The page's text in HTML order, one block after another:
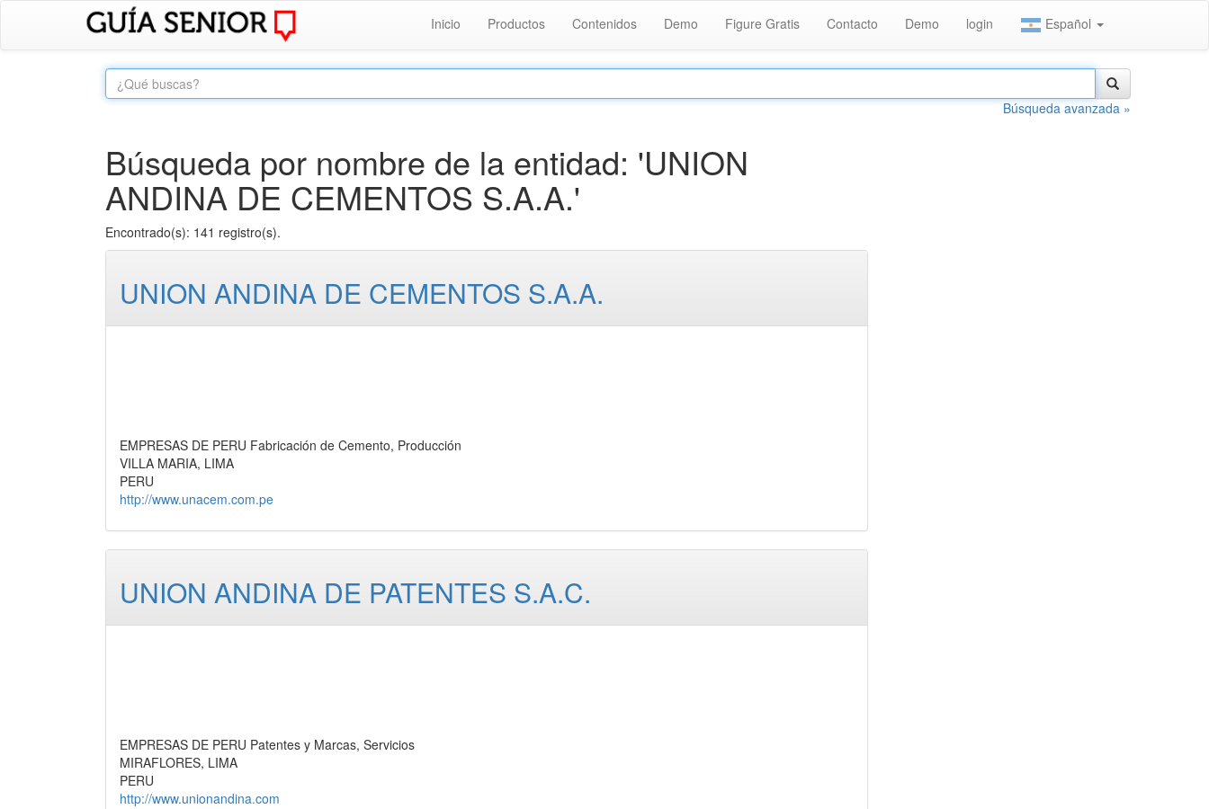
Inicio Productos Contenidos Demo Figure Gratis Contacto Demo login Español
Búsqueda avanzada »
Búsqueda por nombre de la entidad: 'UNION
ANDINA DE CEMENTOS S.A.A.'
Encontrado(s): 141 registro(s).
UNION ANDINA DE CEMENTOS S.A.A.
EMPRESAS DE PERU Fabricación de Cemento, Producción
VILLA MARIA, LIMA
PERU
http://www.unacem.com.pe
UNION ANDINA DE PATENTES S.A.C.
EMPRESAS DE PERU Patentes y Marcas, Servicios
MIRAFLORES, LIMA
PERU
http://www.unionandina.com